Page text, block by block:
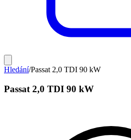
Hledání/Passat 2,0 TDI 90 kW
Passat 2,0 TDI 90 kW